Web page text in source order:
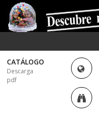
CATÁLOGO
Descarga
pdf